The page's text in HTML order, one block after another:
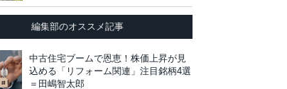
編集部のオススメ記事
中古住宅ブームで恩恵！株価上昇が見
込める「リフォーム関連」注目銘柄4選
＝田嶋智太郎